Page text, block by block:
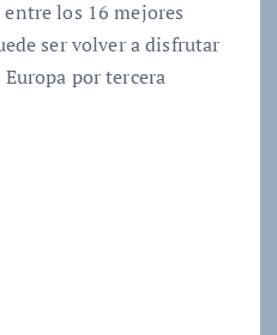
los 16 mejores
ser volver a disfrutar
por tercera